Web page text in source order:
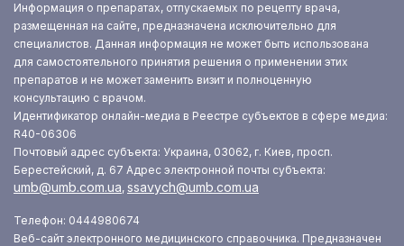
Информация о препаратах, отпускаемых по рецепту врача,
размещенная на сайте, предназначена исключительно для
специалистов. Данная информация не может быть использована
для самостоятельного принятия решения о применении этих
препаратов и не может заменить визит и полноценную
консультацию с врачом.
Идентификатор онлайн-медиа в Реестре субъектов в сфере медиа:
R40-06306
Почтовый адрес субъекта: Украина, 03062, г. Киев, просп.
Берестейский, д. 67 Адрес электронной почты субъекта:
umb@umb.com.ua, ssavych@umb.com.ua
Телефон: 0444980674
Веб-сайт электронного медицинского справочника. Предназначен